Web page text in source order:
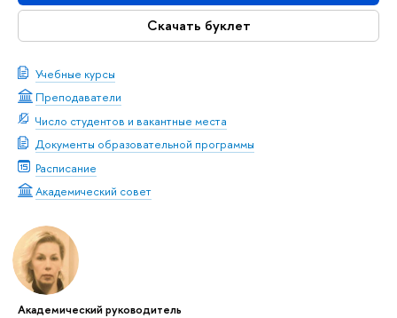
Скачать буклет
Учебные курсы
Преподаватели
Число студентов и вакантные места
Документы образовательной программы
Расписание
Академический совет
Академический руководитель